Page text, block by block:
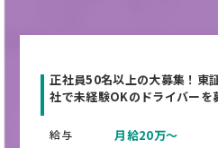
正社員50名以上の大募集！東
社で未経験OKのドライバーを
給与 月給20万〜